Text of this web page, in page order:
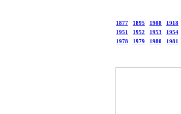
1877 1895 1908 1918
1951
1952 1953 1954
1978
1979 1980 1981